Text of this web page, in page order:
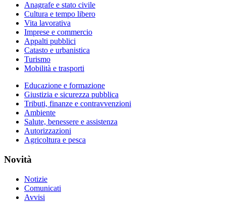
Anagrafe e stato civile
Cultura e tempo libero
Vita lavorativa
Imprese e commercio
Appalti pubblici
Catasto e urbanistica
Turismo
Mobilità e trasporti
Educazione e formazione
Giustizia e sicurezza pubblica
Tributi, finanze e contravvenzioni
Ambiente
Salute, benessere e assistenza
Autorizzazioni
Agricoltura e pesca
Novità
Notizie
Comunicati
Avvisi